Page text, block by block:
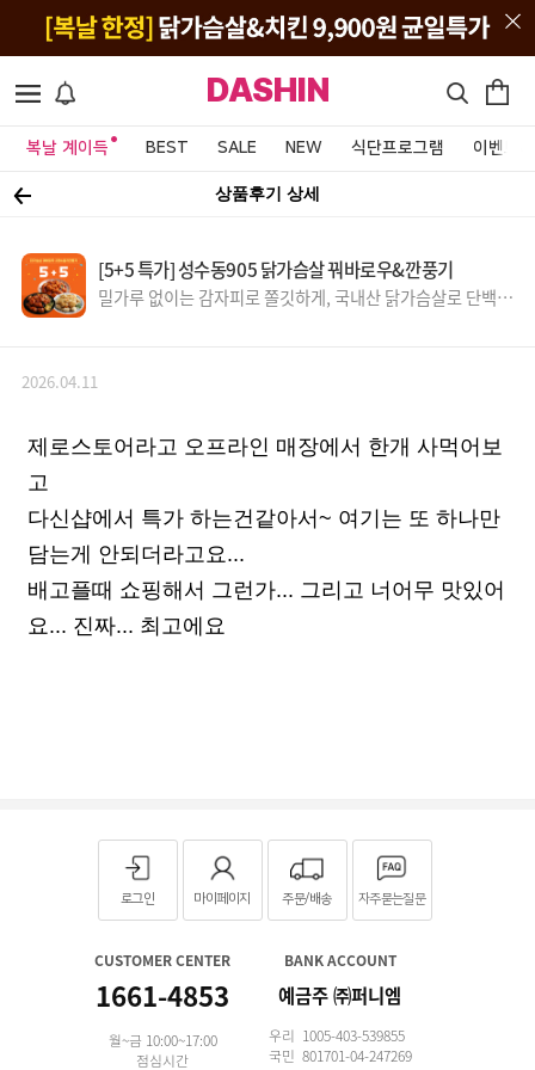
DASHIN
복날 계이득 BEST SALE NEW 식단프로그램 이벤트&
상품후기 상세
[5+5 특가] 성수동905 닭가슴살 꿔바로우&깐풍기
밀가루 없이는 감자피로 쫄깃하게, 국내산 닭가슴살로 단백질
2026.04.11
제로스토어라고 오프라인 매장에서 한개 사먹어보
고
다신샵에서 특가 하는건같아서~ 여기는 또 하나만
담는게 안되더라고요...
배고플때 쇼핑해서 그런가... 그리고 너어무 맛있어
요... 진짜... 최고에요
로그인 마이페이지 주문/배송 자주묻는질문
CUSTOMER CENTER
1661-4853
월~금 10:00~17:00
점심시간
BANK ACCOUNT
예금주 ㈜퍼니엠
우리 1005-403-539855
국민 801701-04-247269